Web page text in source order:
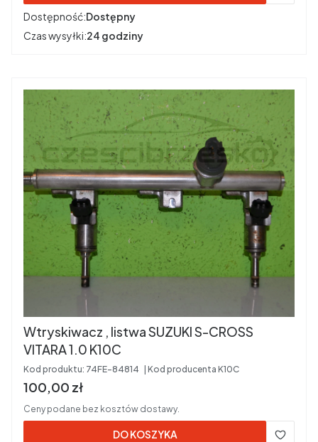
Dostępność:Dostępny
Czas wysyłki:24 godziny
Wtryskiwacz , listwa SUZUKI S-CROSS
VITARA 1.0 K10C
Kod produktu: 74FE-84814 Kod producenta K10C
Cena brutto
100,00 zł
Ceny podane bez kosztów dostawy.
DO KOSZYKA